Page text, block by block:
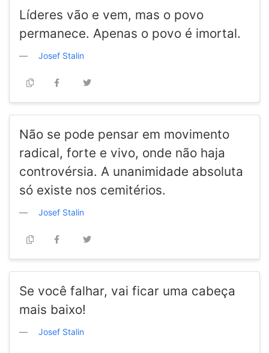
Líderes vão e vem, mas o povo
permanece. Apenas o povo é imortal.
Josef Stalin
Não se pode pensar em movimento
radical, forte e vivo, onde não haja
controvérsia. A unanimidade absoluta
só existe nos cemitérios.
Josef Stalin
Se você falhar, vai ficar uma cabeça
mais baixo!
Josef Stalin